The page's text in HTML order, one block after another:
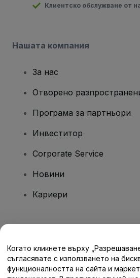
Клиентско обслужване от
Нашата компания
За нас
Отворено
Програма за партньори
Инвеститор
Corporate Service
Новини
Кариери
Помощен център /
Когато кликнете върху
съгласявате с използването на
функционалността на сайта и